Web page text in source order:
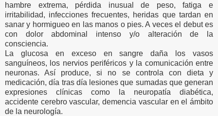
hambre extrema, pérdida inusual de peso, fatiga e
irritabilidad, infecciones frecuentes, heridas que tardan en
sanar y hormigueo en las manos o pies. A veces el debut es
con dolor abdominal intenso y/o alteración de la
consciencia.
La glucosa en exceso en sangre daña los vasos
sanguíneos, los nervios periféricos y la comunicación entre
neuronas. Así produce, si no se controla con dieta y
medicación, día tras día lesiones que sumadas que generan
expresiones clínicas como la neuropatía diabética,
accidente cerebro vascular, demencia vascular en el ámbito
de la neurología.